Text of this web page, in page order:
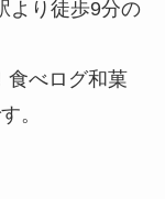
より徒歩9分の
食べログ和菓
。